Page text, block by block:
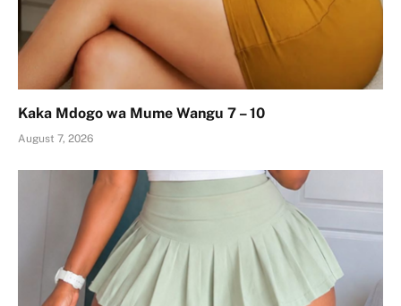
Kaka Mdogo wa Mume Wangu 7 – 10
August 7, 2026